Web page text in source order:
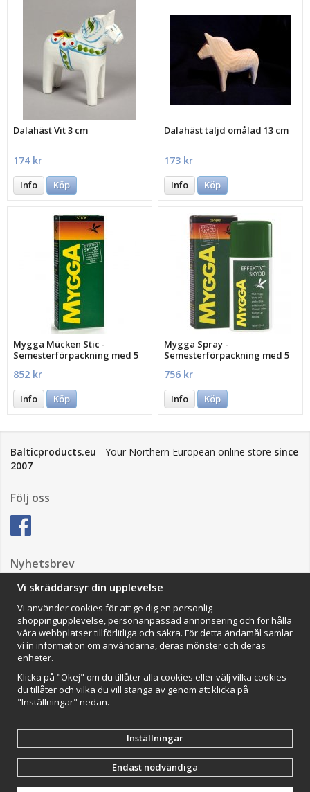
Dalahäst Vit 3 cm
174 kr
Info Köp
Dalahäst täljd omålad 13 cm
173 kr
Info Köp
Mygga Mücken Stic -
Semesterförpackning med 5
852 kr
Info Köp
Mygga Spray -
Semesterförpackning med 5
756 kr
Info Köp
Balticproducts.eu - Your Northern European online store since
2007
Följ oss
Nyhetsbrev
Impressum
VAMOS Commerce AB
Organisationsnummer: 559502-0453
Drift & produktion:Wikinggruppen
Vi skräddarsyr din upplevelse
Vi använder cookies för att ge dig en personlig
shoppingupplevelse, personanpassad annonsering och för hålla
våra webbplatser tillförlitliga och säkra. För detta ändamål samlar
vi in information om användarna, deras mönster och deras
enheter.
Klicka på "Okej" om du tillåter alla cookies eller välj vilka cookies
du tillåter och vilka du vill stänga av genom att klicka på
"Inställningar" nedan.
Inställningar
Endast nödvändiga